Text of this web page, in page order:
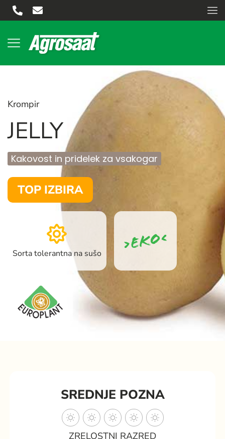
Krompir
JELLY
Kakovost in pridelek za vsakogar
TOP IZBIRA
Sorta tolerantna na sušo
SREDNJE POZNA
ZRELOSTNI RAZRED